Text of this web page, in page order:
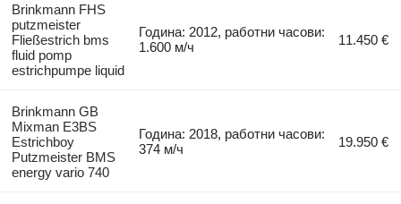
Brinkmann FHS
putzmeister
Fließestrich bms
fluid pomp
estrichpumpe liquid
Година: 2012, работни часови:
1.600 м/ч
11.450 €
Brinkmann GB
Mixman E3BS
Estrichboy
Putzmeister BMS
energy vario 740
Година: 2018, работни часови:
374 м/ч
19.950 €